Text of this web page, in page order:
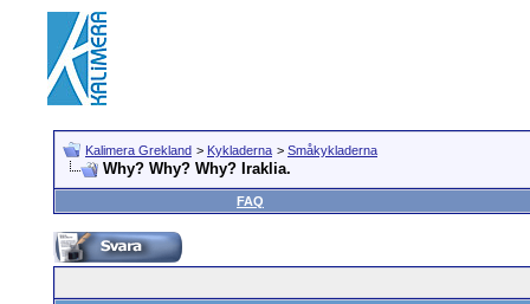
Kalimera Grekland > Kykladerna > Småkykladerna
Why? Why? Why? Iraklia.
FAQ